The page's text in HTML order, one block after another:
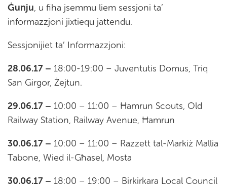
Ġunju, u fiha jsemmu liem sessjoni ta’
informazzjoni jixtiequ jattendu.
Sessjonijiet ta’ Informazzjoni:
28.06.17 – 18:00-19:00 – Juventutis Domus, Triq
San Girgor, Żejtun.
29.06.17 – 10:00 – 11:00 – Ħamrun Scouts, Old
Railway Station, Railway Avenue, Ħamrun
30.06.17 – 10:00 – 11:00 – Razzett tal-Markiż Mallia
Tabone, Wied il-Għasel, Mosta
30.06.17 – 18:00 – 19:00 – Birkirkara Local Council